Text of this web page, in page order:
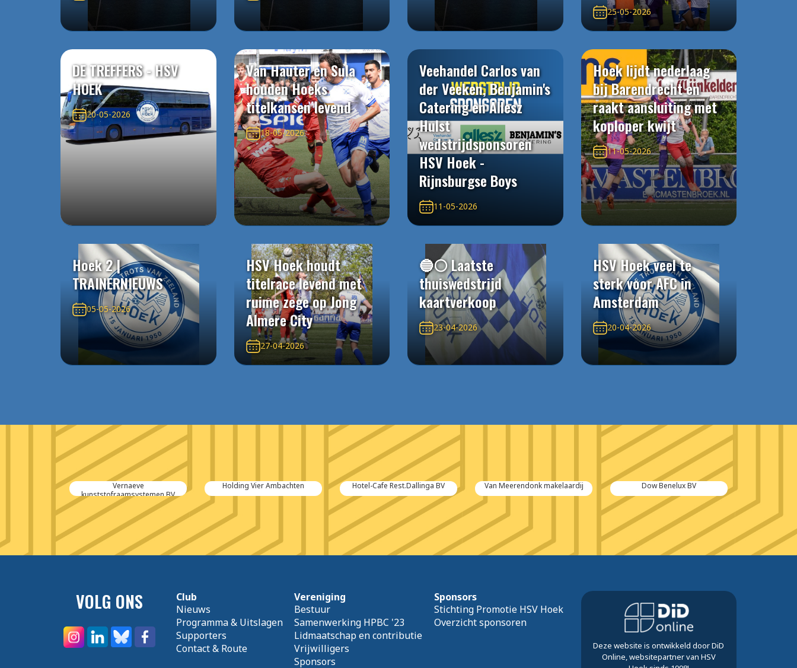
25-05-2026
DE TREFFERS - HSV
HOEK
20-05-2026
Van Hauter en Sula
houden Hoeks
titelkansen levend
18-05-2026
Veehandel Carlos van
der Veeken, Benjamin's
Catering en Allesz
Hulst
wedstrijdsponsoren
HSV Hoek -
Rijnsburgse Boys
11-05-2026
Hoek lijdt nederlaag
bij Barendrecht en
raakt aansluiting met
koploper kwijt
11-05-2026
Hoek 2 |
TRAINERNIEUWS
05-05-2026
HSV Hoek houdt
titelrace levend met
ruime zege op Jong
Almere City
27-04-2026
🔵⚪️ Laatste
thuiswedstrijd
kaartverkoop
23-04-2026
HSV Hoek veel te
sterk voor AFC in
Amsterdam
20-04-2026
Vernaeve
kunststofraamsystemen BV
Holding Vier Ambachten Hotel-Cafe Rest.Dallinga BV Van Meerendonk makelaardij Dow Benelux BV
VOLG ONS
Club
Nieuws
Programma & Uitslagen
Supporters
Contact & Route
Vereniging
Bestuur
Samenwerking HPBC '23
Lidmaatschap en contributie
Vrijwilligers
Sponsors
Sponsors
Stichting Promotie HSV Hoek
Overzicht sponsoren
Deze website is ontwikkeld door DiD
Online, websitepartner van HSV